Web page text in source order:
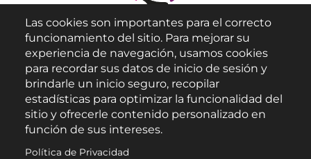
Aviso Legal
Política de Privacidad
Las cookies son importantes para el correcto
funcionamiento del sitio. Para mejorar su
experiencia de navegación, usamos cookies
para recordar sus datos de inicio de sesión y
brindarle un inicio seguro, recopilar
estadísticas para optimizar la funcionalidad del
sitio y ofrecerle contenido personalizado en
función de sus intereses.
Política de Privacidad